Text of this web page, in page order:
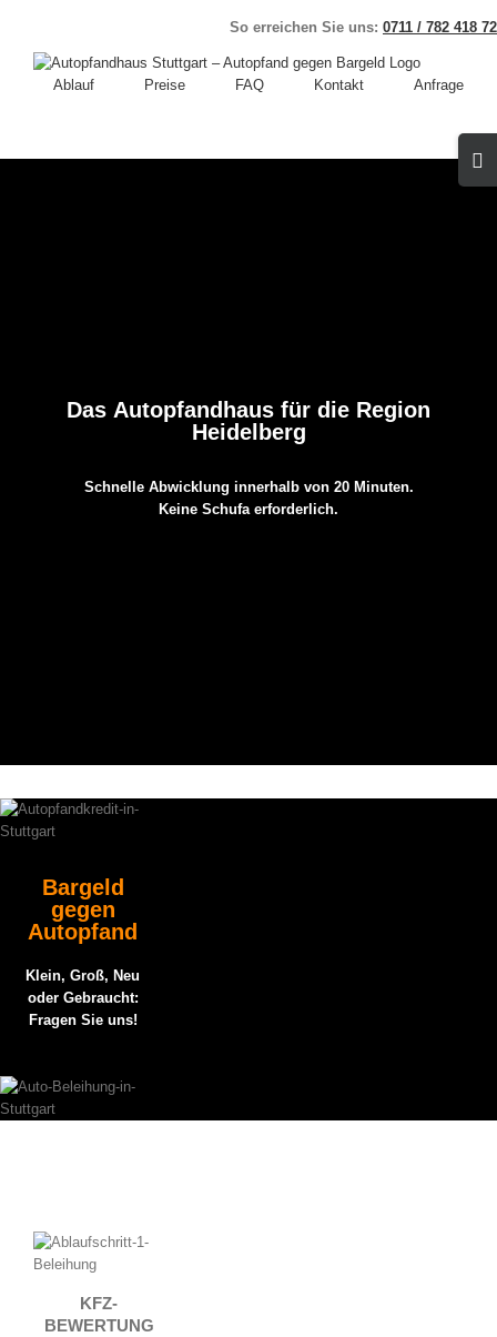
content
So erreichen Sie uns: 0711 / 782 418 72
Ablauf Preise FAQ Kontakt Anfrage
Das Autopfandhaus für die Region
Heidelberg
Schnelle Abwicklung innerhalb von 20 Minuten.
Keine Schufa erforderlich.
Bargeld
gegen
Autopfand
Klein, Groß, Neu
oder Gebraucht:
Fragen Sie uns!
KFZ-
BEWERTUNG
Bar